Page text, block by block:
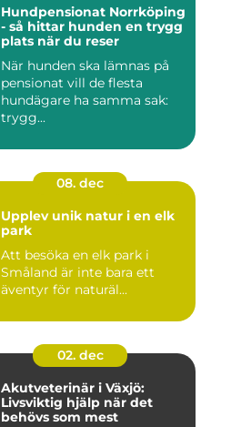
Hundpensionat Norrköping
- så hittar hunden en trygg
plats när du reser
När hunden ska lämnas på
pensionat vill de flesta
hundägare ha samma sak:
trygg...
08. dec
Upplev unik natur i en elk
park
Att besöka en elk park i
Småland är inte bara ett
äventyr för naturäl...
02. dec
Akutveterinär i Växjö:
Livsviktig hjälp när det
behövs som mest